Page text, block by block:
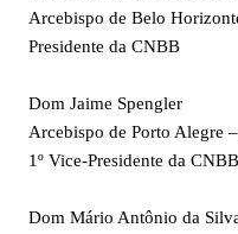
Arcebispo de Belo
Presidente da CNBB
Dom Jaime Spengler
Arcebispo de Porto Alegre
1º Vice-Presidente da CNBB
Dom Mário Antônio da